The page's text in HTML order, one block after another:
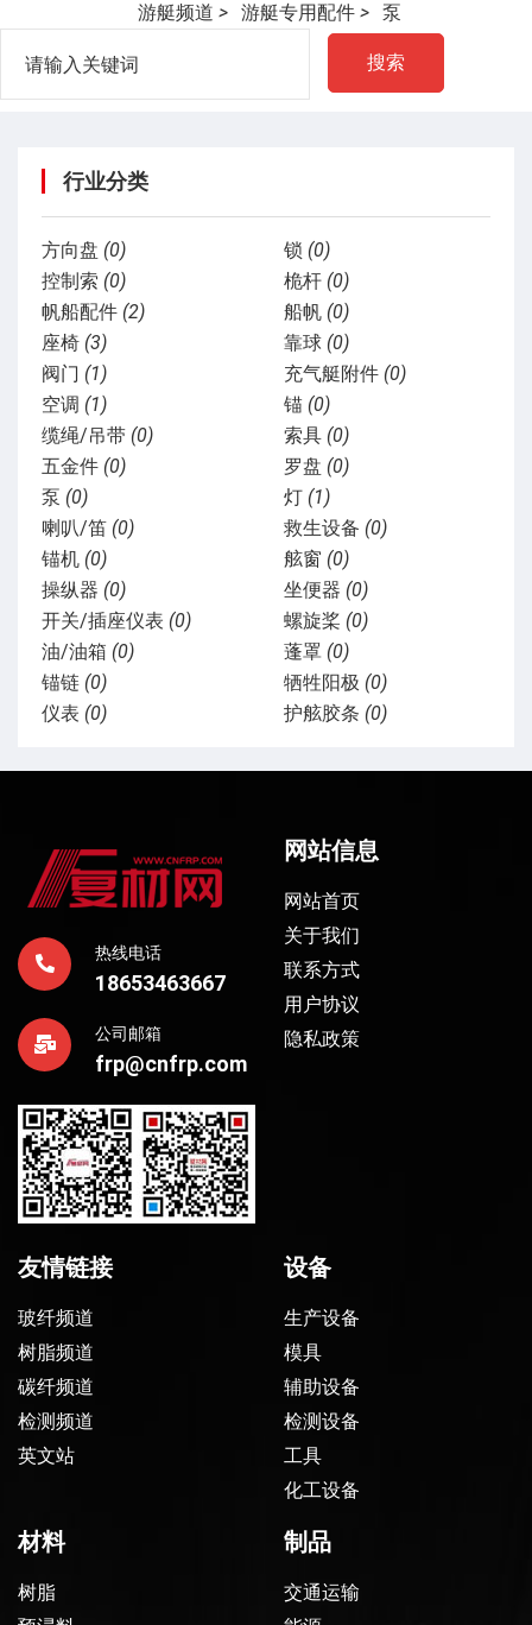
游艇频道 > 游艇专用配件 > 泵
搜索
行业分类
方向盘 (0) 锁 (0)
控制索 (0) 桅杆 (0)
帆船配件 (2) 船帆 (0)
座椅 (3) 靠球 (0)
阀门 (1) 充气艇附件 (0)
空调 (1) 锚 (0)
缆绳/吊带 (0) 索具 (0)
五金件 (0) 罗盘 (0)
泵 (0) 灯 (1)
喇叭/笛 (0) 救生设备 (0)
锚机 (0) 舷窗 (0)
操纵器 (0) 坐便器 (0)
开关/插座仪表 (0) 螺旋桨 (0)
油/油箱 (0) 蓬罩 (0)
锚链 (0) 牺牲阳极 (0)
仪表 (0) 护舷胶条 (0)
热线电话
18653463667
公司邮箱
frp@cnfrp.com
网站信息
网站首页
关于我们
联系方式
用户协议
隐私政策
友情链接
玻纤频道
树脂频道
碳纤频道
检测频道
英文站
设备
生产设备
模具
辅助设备
检测设备
工具
化工设备
材料
树脂
制品
交通运输